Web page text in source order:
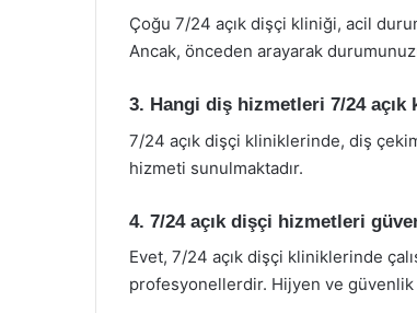
Çoğu 7/24 açık dişçi kliniği, acil
Ancak, önceden arayarak
3. Hangi diş hizmetleri 7/24
7/24 açık dişçi kliniklerinde, diş
hizmeti sunulmaktadır.
4. 7/24 açık dişçi hizmetleri
Evet, 7/24 açık dişçi kliniklerinde
profesyonellerdir. Hijyen ve